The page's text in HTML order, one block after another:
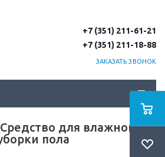
+7 (351) 211-61-21
+7 (351) 211-18-88
ЗАКАЗАТЬ ЗВОНОК
Средство для влажной
пола